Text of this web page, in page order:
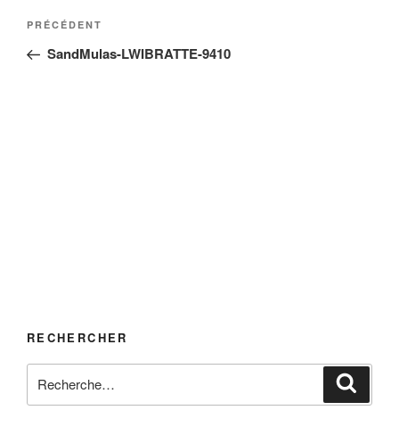
Navigation
l’article
Article
précédent
PRÉCÉDENT
SandMulas-LWIBRATTE-9410
RECHERCHER
pour